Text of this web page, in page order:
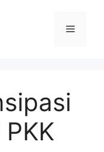
Menu